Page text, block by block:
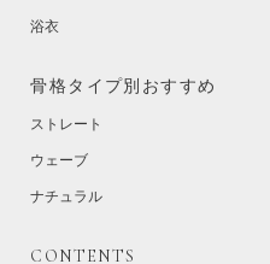
浴衣
骨格タイプ別おすすめ
ストレート
ウェーブ
ナチュラル
CONTENTS